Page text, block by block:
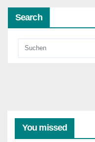
Search
You missed